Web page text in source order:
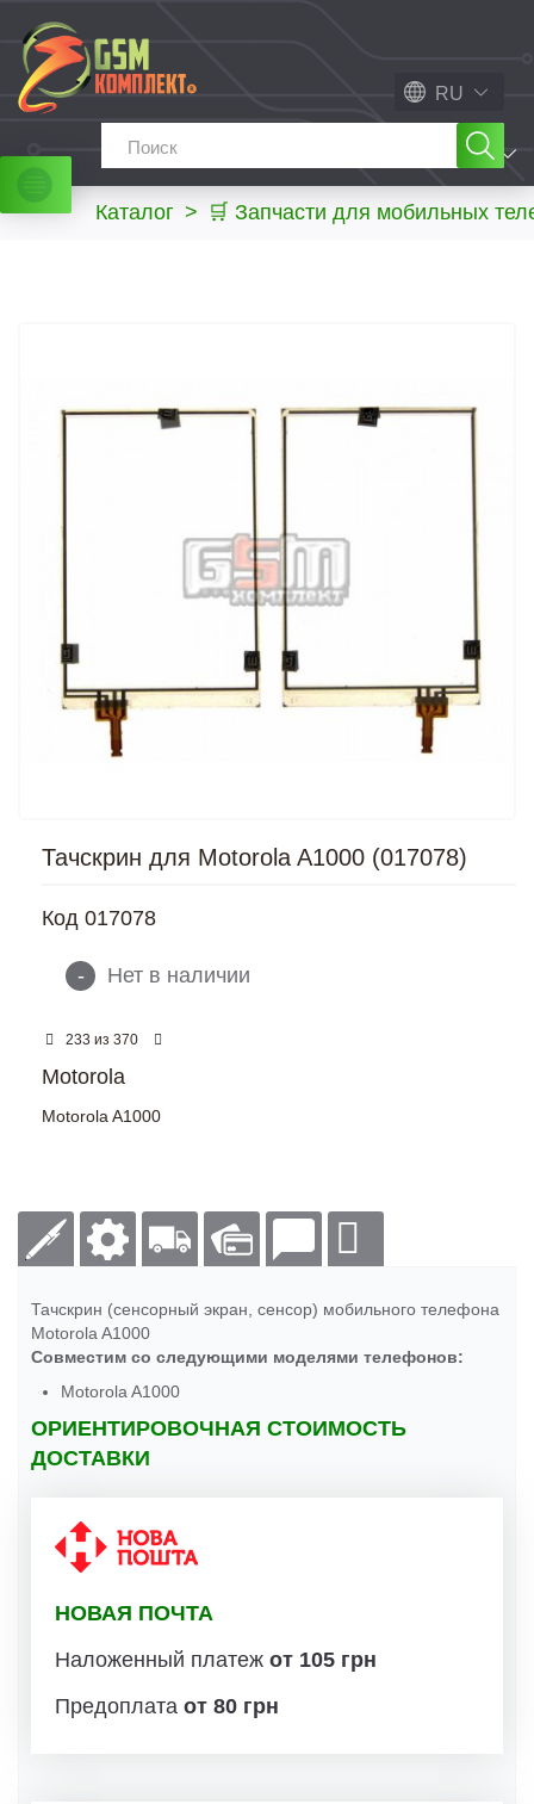
RU
МЕНЮ
Каталог > 🛒 Запчасти для мобильных
Тачскрин для Motorola A1000 (017078)
Код 017078
- Нет в наличии
233 из 370
Motorola
Motorola A1000
Тачскрин (сенсорный экран, сенсор) мобильного телефона
Motorola A1000
Совместим со следующими моделями телефонов:
Motorola A1000
ОРИЕНТИРОВОЧНАЯ СТОИМОСТЬ
ДОСТАВКИ
НОВАЯ ПОЧТА
Наложенный платеж от 105 грн
Предоплата от 80 грн